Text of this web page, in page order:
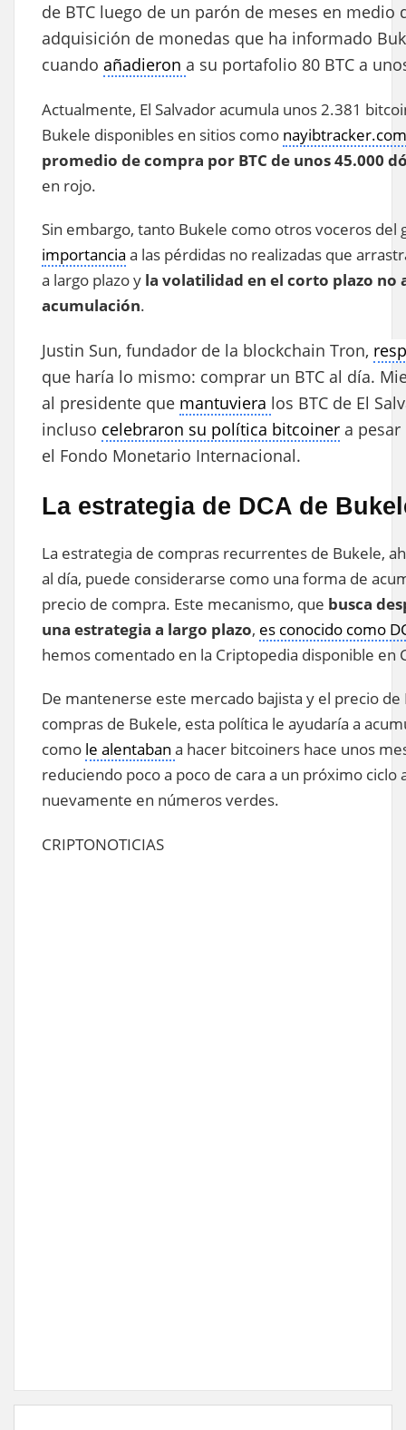
de BTC luego de un parón de meses en
adquisición de monedas que ha informado
cuando añadieron a su portafolio 80 BTC a
Actualmente, El Salvador acumula unos 2.381
Bukele disponibles en sitios como nayibtracker.com
promedio de compra por BTC de unos 45.000
en rojo.
Sin embargo, tanto Bukele como otros voceros del
importancia a las pérdidas no realizadas que
a largo plazo y la volatilidad en el corto plazo no
acumulación.
Justin Sun, fundador de la blockchain Tron,
que haría lo mismo: comprar un BTC al día.
al presidente que mantuviera los BTC de El
incluso celebraron su política bitcoiner a
el Fondo Monetario Internacional.
La estrategia de DCA de
La estrategia de compras recurrentes de Bukele,
al día, puede considerarse como una forma de
precio de compra. Este mecanismo, que busca
una estrategia a largo plazo, es conocido como
hemos comentado en la Criptopedia disponible en
De mantenerse este mercado bajista y el precio
compras de Bukele, esta política le ayudaría a
como le alentaban a hacer bitcoiners hace unos
reduciendo poco a poco de cara a un próximo
nuevamente en números verdes.
CRIPTONOTICIAS